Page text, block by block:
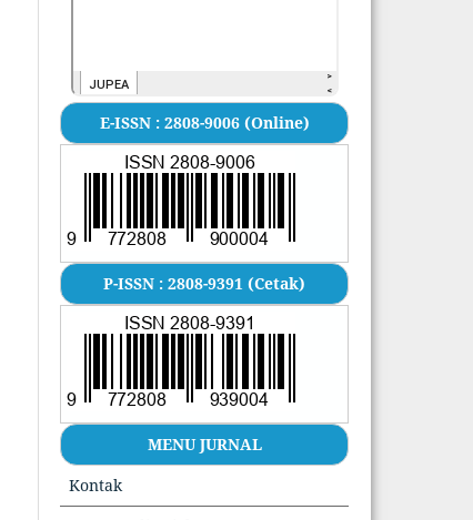
E-ISSN : 2808-9006 (Online)
P-ISSN : 2808-9391 (Cetak)
MENU JURNAL
Kontak